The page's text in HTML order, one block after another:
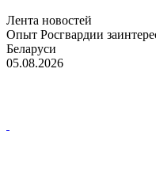
Лента новостей
Опыт Росгвардии
Беларуси
05.08.2026